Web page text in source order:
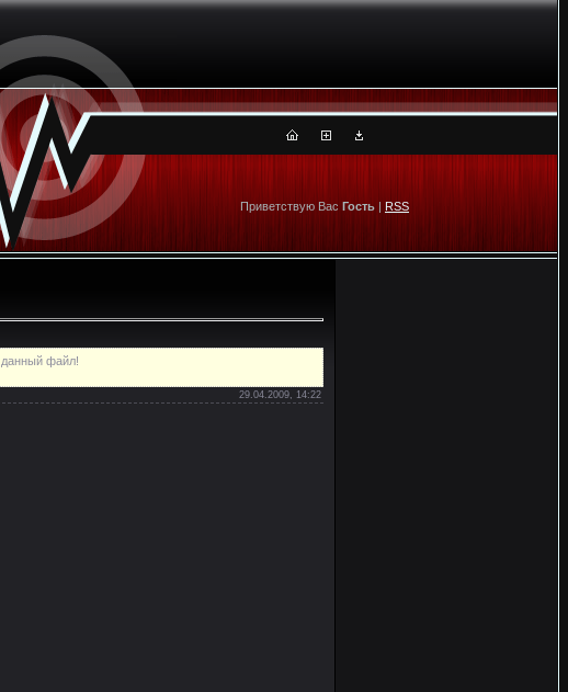
Приветствую Вас Гость | RSS
данный файл!
29.04.2009, 14:22